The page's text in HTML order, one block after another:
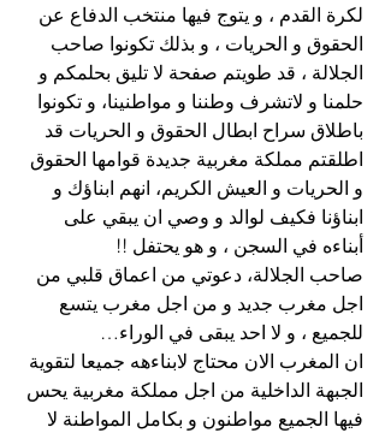
لكرة القدم ، و يتوج فيها منتخب الدفاع عن
الحقوق و الحريات ، و بذلك تكونوا صاحب
الجلالة ، قد طويتم صفحة لا تليق بحلمكم و
حلمنا و لاتشرف وطننا و مواطنينا، و تكونوا
باطلاق سراح ابطال الحقوق و الحريات قد
اطلقتم مملكة مغربية جديدة قوامها الحقوق
و الحريات و العيش الكريم، انهم ابناؤك و
ابناؤنا فكيف لوالد و وصي ان يبقي على
أبناءه في السجن ، و هو يحتفل !!
صاحب الجلالة، دعوتي من اعماق قلبي من
اجل مغرب جديد و من اجل مغرب يتسع
للجميع ، و لا احد يبقى في الوراء…
ان المغرب الان محتاج لابناءهه جميعا لتقوية
الجبهة الداخلية من اجل مملكة مغربية يحس
فيها الجميع مواطنون و بكامل المواطنة لا